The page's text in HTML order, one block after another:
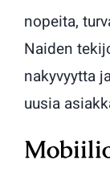
nopeita,
Naiden
nakyvyytta
uusia